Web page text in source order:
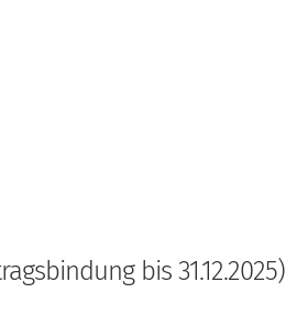
bis 31.12.2025)